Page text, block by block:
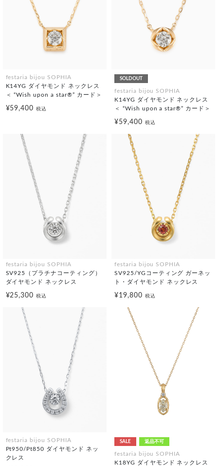
festaria bijou SOPHIA
K14YG ダイヤモンド ネックレス
＜ “Wish upon a star®” カード＞
¥59,400税込
SOLDOUT
festaria bijou SOPHIA
K14YG ダイヤモンド ネックレス
＜ “Wish upon a star®” カード＞
¥59,400 税込
festaria bijou SOPHIA
SV925（プラチナコーティング）
ダイヤモンド ネックレス
¥25,300税込
festaria bijou SOPHIA
SV925/YGコーティング ガーネッ
ト・ダイヤモンド ネックレス
¥19,800 税込
festaria bijou SOPHIA
Pt950/Pt850 ダイヤモンド ネッ
クレス
SALE 返品不可
festaria bijou SOPHIA
K18YG ダイヤモンド ネックレス